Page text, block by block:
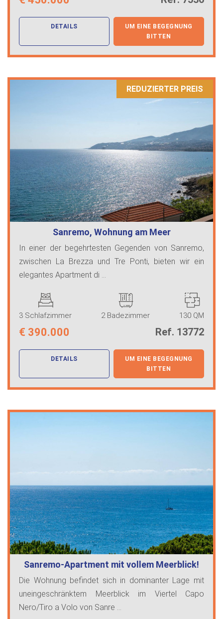
DETAILS
UM EINE BEGEGNUNG
BITTEN
REDUZIERTER PREIS
Sanremo, Wohnung am Meer
In einer der begehrtesten Gegenden von Sanremo,
zwischen La Brezza und Tre Ponti, bieten wir ein
elegantes Apartment di ...
3 Schlafzimmer 2 Badezimmer 130 QM
€ 390.000 Ref. 13772
DETAILS
UM EINE BEGEGNUNG
BITTEN
Sanremo-Apartment mit vollem Meerblick!
Die Wohnung befindet sich in dominanter Lage mit
uneingeschränktem Meerblick im Viertel Capo
Nero/Tiro a Volo von Sanre ...